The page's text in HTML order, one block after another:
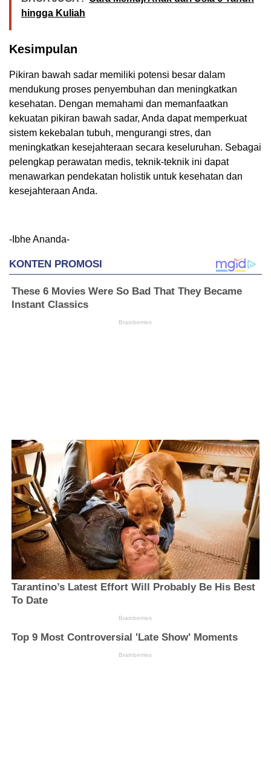
hingga Kuliah
Kesimpulan
Pikiran bawah sadar memiliki potensi besar dalam
mendukung proses penyembuhan dan meningkatkan
kesehatan. Dengan memahami dan memanfaatkan
kekuatan pikiran bawah sadar, Anda dapat memperkuat
sistem kekebalan tubuh, mengurangi stres, dan
meningkatkan kesejahteraan secara keseluruhan. Sebagai
pelengkap perawatan medis, teknik-teknik ini dapat
menawarkan pendekatan holistik untuk kesehatan dan
kesejahteraan Anda.
-Ibhe Ananda-